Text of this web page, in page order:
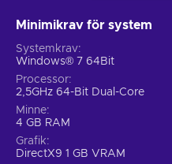
Minimikrav för system
Systemkrav
Windows® 7 64Bit
Processor
2,5GHz 64-Bit Dual-Core
Minne
4 GB RAM
Grafik
DirectX9 1 GB VRAM